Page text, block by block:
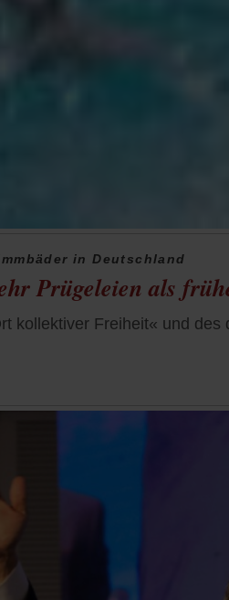
in Deutschland
Prügeleien als
kollektiver Freiheit« und